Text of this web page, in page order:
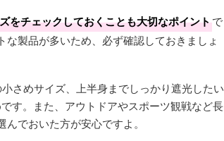
をチェックしておくことも大切なポイントで
製品が多いため、必ず確認しておきましょ
さめサイズ、上半身までしっかり遮光したい
す。また、アウトドアやスポーツ観戦など長
でおいた方が安心ですよ。